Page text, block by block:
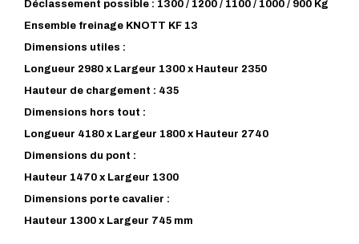
Déclassement possible : 1300 / 1200 / 1100 / 1000 / 900 Kg
Ensemble freinage KNOTT KF 13
Dimensions utiles :
Longueur 2980 x Largeur 1300 x Hauteur 2350
Hauteur de chargement : 435
Dimensions hors tout :
Longueur 4180 x Largeur 1800 x Hauteur 2740
Dimensions du pont :
Hauteur 1470 x Largeur 1300
Dimensions porte cavalier :
Hauteur 1300 x Largeur 745 mm